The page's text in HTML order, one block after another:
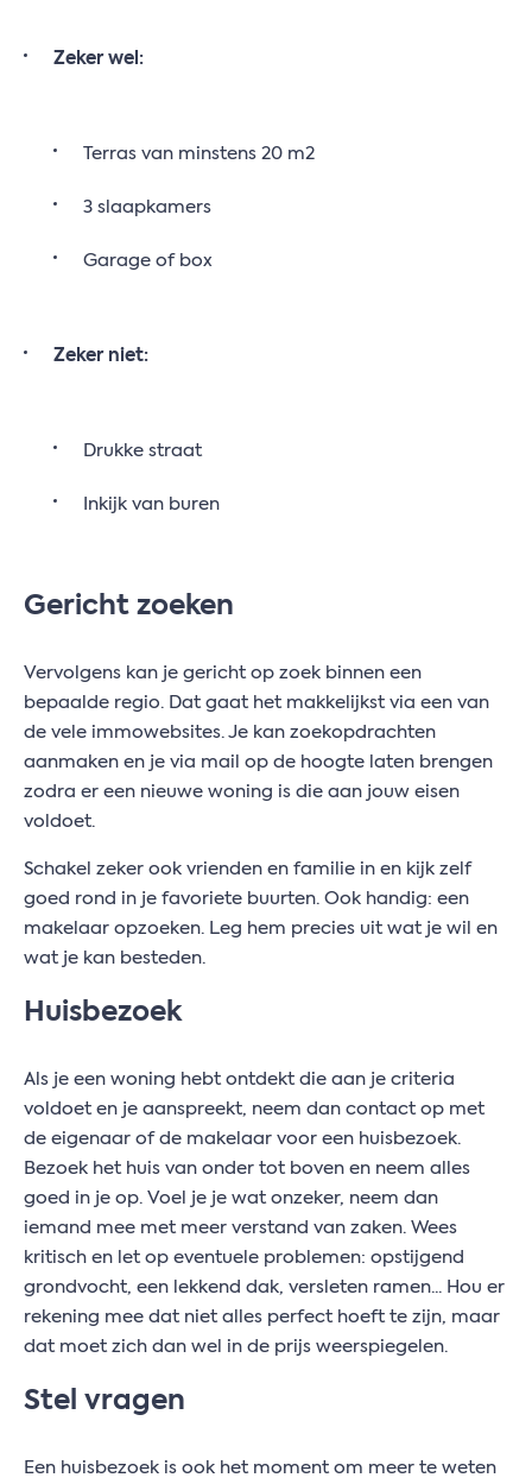
Zeker wel:
Terras van minstens 20 m2
3 slaapkamers
Garage of box
Zeker niet:
Drukke straat
Inkijk van buren
Gericht zoeken
Vervolgens kan je gericht op zoek binnen een
bepaalde regio. Dat gaat het makkelijkst via een van
de vele immowebsites. Je kan zoekopdrachten
aanmaken en je via mail op de hoogte laten brengen
zodra er een nieuwe woning is die aan jouw eisen
voldoet.
Schakel zeker ook vrienden en familie in en kijk zelf
goed rond in je favoriete buurten. Ook handig: een
makelaar opzoeken. Leg hem precies uit wat je wil en
wat je kan besteden.
Huisbezoek
Als je een woning hebt ontdekt die aan je criteria
voldoet en je aanspreekt, neem dan contact op met
de eigenaar of de makelaar voor een huisbezoek.
Bezoek het huis van onder tot boven en neem alles
goed in je op. Voel je je wat onzeker, neem dan
iemand mee met meer verstand van zaken. Wees
kritisch en let op eventuele problemen: opstijgend
grondvocht, een lekkend dak, versleten ramen... Hou er
rekening mee dat niet alles perfect hoeft te zijn, maar
dat moet zich dan wel in de prijs weerspiegelen.
Stel vragen
Een huisbezoek is ook het moment om meer te weten